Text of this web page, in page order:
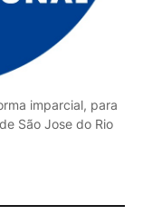
imparcial, para
São Jose do Rio